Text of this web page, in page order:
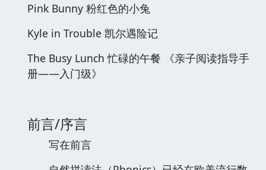
Pink Bunny 粉红色的小兔
Kyle in Trouble 凯尔遇险记
The Busy Lunch 忙碌的午餐 《亲子阅读指导手
册——入门级》
前言/序言
写在前言